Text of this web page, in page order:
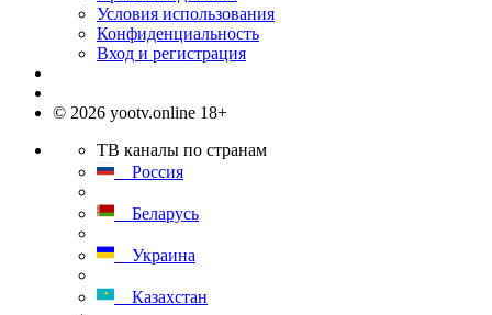
Условия использования
Конфиденциальность
Вход и регистрация
© 2026 yootv.online 18+
ТВ каналы по странам
Россия
Беларусь
Украина
Казахстан